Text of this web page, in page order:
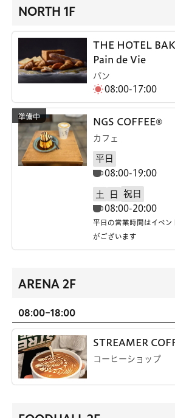
NORTH 1F
THE HOTEL
Pain de Vie
パン
08:00-17:00
NGS COFFEE®
カフェ
平日
08:00-19:00
土 日
祝日
08:00-20:00
平日の営業時間はイベ
がございます
ARENA 2F
08:00-18:00
STREAMER
コーヒーショップ